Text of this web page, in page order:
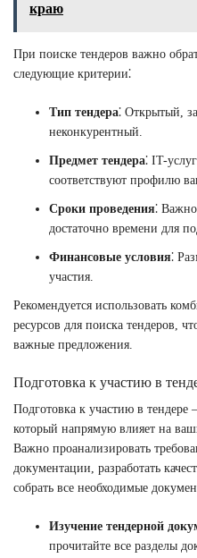
краю
При поиске тендеров важно
следующие критерии⁚
Тип тендера⁚ Открытый,
неконкурентный.
Предмет тендера⁚ IT-
соответствуют профилю
Сроки проведения⁚
достаточно времени для
Финансовые условия⁚
участия.
Рекомендуется использовать
ресурсов для поиска тендеров,
важные предложения.
Подготовка к участию в
Подготовка к участию в тендере
который напрямую влияет на
Важно проанализировать
документации, разработать
собрать все необходимые
Изучение тендерной
прочитайте все разделы